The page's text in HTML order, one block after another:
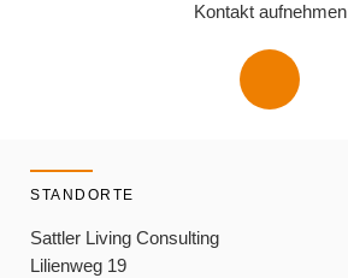
Kontakt aufnehmen
STANDORTE
Sattler Living Consulting
Lilienweg 19